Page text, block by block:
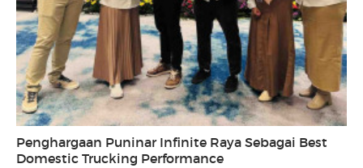
Penghargaan Puninar Infinite Raya Sebagai Best
Domestic Trucking Performance